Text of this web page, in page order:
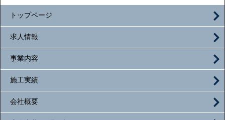
トップページ
求人情報
事業内容
施工実績
会社概要